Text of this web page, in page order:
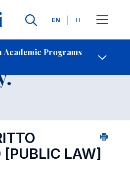
Languages
EN IT
Academic Programs
Contact Us
[PUBLIC LAW]